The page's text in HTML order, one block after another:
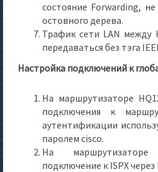
состояние Forwarding,
остовного дерева.
Трафик сети LAN между
передаваться без тэга
Настройка подключений к
На маршрутизаторе
подключения к
аутентификации
паролем cisco.
На
подключение к ISPX через